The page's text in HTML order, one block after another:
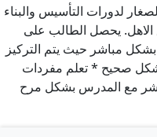
لدورات التأسيس والبناء
الاهل. يحصل الطالب على
مباشر حيث يتم التركيز
صحيح * تعلم مفردات
مع المدرس بشكل مرح